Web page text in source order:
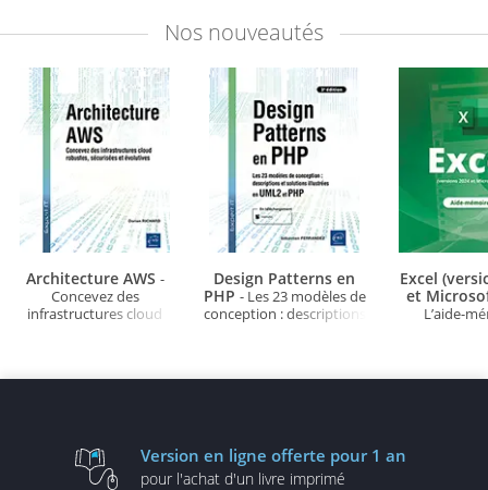
Nos nouveautés
Architecture AWS -
Concevez des
infrastructures cloud
Design Patterns en
PHP - Les 23 modèles de
conception : descriptions
Excel
et
L’aide-
Version en ligne offerte pour 1 an
pour l'achat d'un livre imprimé